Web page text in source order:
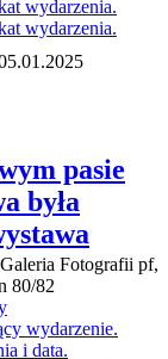
pasie
była
Fotografii pf,
80/82